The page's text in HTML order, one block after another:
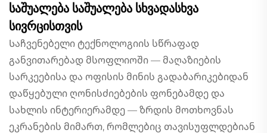
საშუალება საშუალება სხვადასხვა
სივრცისთვის
Საჩვენებელი ტექნოლოგიის სწრაფად
განვითარებად მსოფლიოში — მაღაზიების
სარკეებისა და ოფისის მინის გადაბარიკებიდან
დაწყებული ღონისძიებების ფონებამდე და
სახლის ინტერიერამდე — ზრდის მოთხოვნას
ეკრანების მიმართ, რომლებიც თავისუფლდებიან